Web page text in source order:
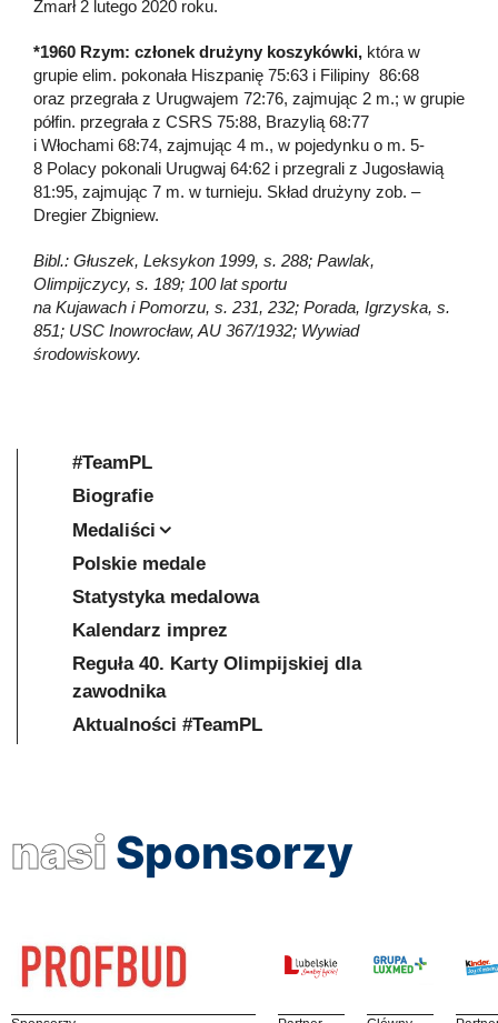
Zmarł 2 lutego 2020 roku.
*1960 Rzym: członek drużyny koszykówki, która w
grupie elim. pokonała Hiszpanię 75:63 i Filipiny 86:68
oraz przegrała z Urugwajem 72:76, zajmując 2 m.; w grupie
półfin. przegrała z CSRS 75:88, Brazylią 68:77
i Włochami 68:74, zajmując 4 m., w pojedynku o m. 5-
8 Polacy pokonali Urugwaj 64:62 i przegrali z Jugosławią
81:95, zajmując 7 m. w turnieju. Skład drużyny zob. –
Dregier Zbigniew.
Bibl.: Głuszek, Leksykon 1999, s. 288; Pawlak,
Olimpijczycy, s. 189; 100 lat sportu
na Kujawach i Pomorzu, s. 231, 232; Porada, Igrzyska, s.
851; USC Inowrocław, AU 367/1932; Wywiad
środowiskowy.
#TeamPL
Biografie
Medaliści
Polskie medale
Statystyka medalowa
Kalendarz imprez
Reguła 40. Karty Olimpijskiej dla
zawodnika
Aktualności #TeamPL
nasi Sponsorzy